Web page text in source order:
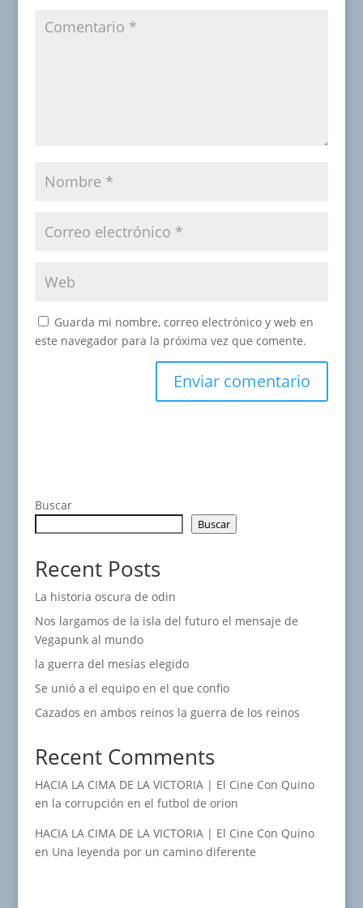
Guarda mi nombre, correo electrónico y web en
este navegador para la próxima vez que comente.
Buscar
Buscar
Recent Posts
La historia oscura de odin
Nos largamos de la isla del futuro el mensaje de
Vegapunk al mundo
la guerra del mesías elegido
Se unió a el equipo en el que confio
Cazados en ambos reinos la guerra de los reinos
Recent Comments
HACIA LA CIMA DE LA VICTORIA | El Cine Con Quino
en la corrupción en el futbol de orion
HACIA LA CIMA DE LA VICTORIA | El Cine Con Quino
en Una leyenda por un camino diferente